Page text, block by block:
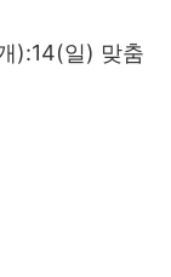
):14(일) 맞춤